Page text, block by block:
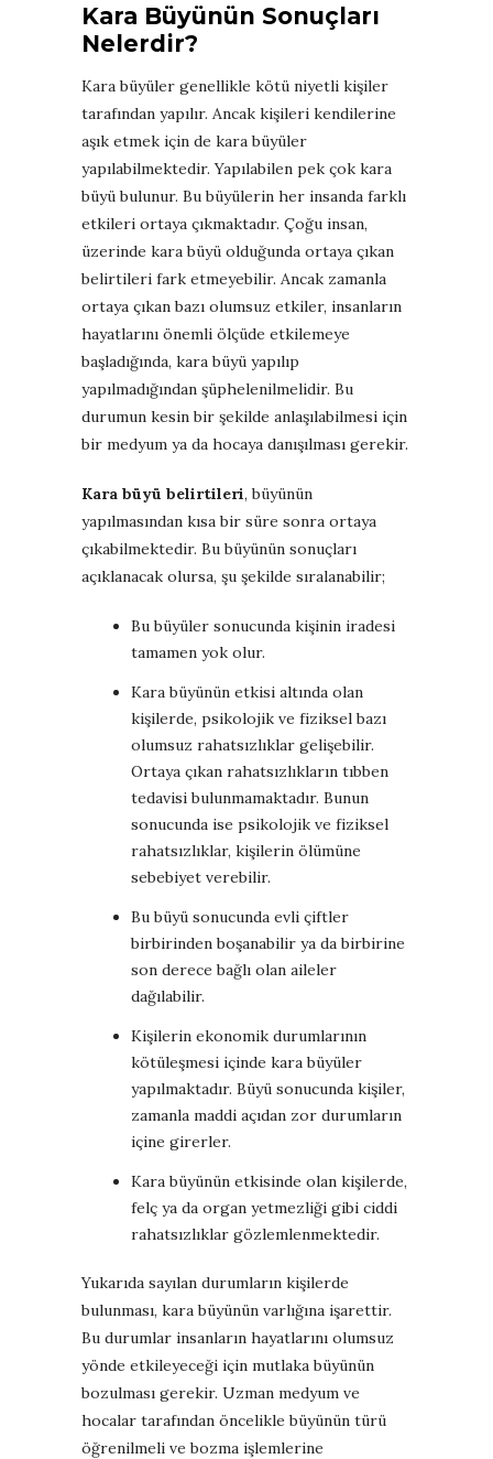
Kara Büyünün Sonuçları
Nelerdir?
Kara büyüler genellikle kötü niyetli kişiler
tarafından yapılır. Ancak kişileri kendilerine
aşık etmek için de kara büyüler
yapılabilmektedir. Yapılabilen pek çok kara
büyü bulunur. Bu büyülerin her insanda farklı
etkileri ortaya çıkmaktadır. Çoğu insan,
üzerinde kara büyü olduğunda ortaya çıkan
belirtileri fark etmeyebilir. Ancak zamanla
ortaya çıkan bazı olumsuz etkiler, insanların
hayatlarını önemli ölçüde etkilemeye
başladığında, kara büyü yapılıp
yapılmadığından şüphelenilmelidir. Bu
durumun kesin bir şekilde anlaşılabilmesi için
bir medyum ya da hocaya danışılması gerekir.
Kara büyü belirtileri, büyünün
yapılmasından kısa bir süre sonra ortaya
çıkabilmektedir. Bu büyünün sonuçları
açıklanacak olursa, şu şekilde sıralanabilir;
Bu büyüler sonucunda kişinin iradesi
tamamen yok olur.
Kara büyünün etkisi altında olan
kişilerde, psikolojik ve fiziksel bazı
olumsuz rahatsızlıklar gelişebilir.
Ortaya çıkan rahatsızlıkların tıbben
tedavisi bulunmamaktadır. Bunun
sonucunda ise psikolojik ve fiziksel
rahatsızlıklar, kişilerin ölümüne
sebebiyet verebilir.
Bu büyü sonucunda evli çiftler
birbirinden boşanabilir ya da birbirine
son derece bağlı olan aileler
dağılabilir.
Kişilerin ekonomik durumlarının
kötüleşmesi içinde kara büyüler
yapılmaktadır. Büyü sonucunda kişiler,
zamanla maddi açıdan zor durumların
içine girerler.
Kara büyünün etkisinde olan kişilerde,
felç ya da organ yetmezliği gibi ciddi
rahatsızlıklar gözlemlenmektedir.
Yukarıda sayılan durumların kişilerde
bulunması, kara büyünün varlığına işarettir.
Bu durumlar insanların hayatlarını olumsuz
yönde etkileyeceği için mutlaka büyünün
bozulması gerekir. Uzman medyum ve
hocalar tarafından öncelikle büyünün türü
öğrenilmeli ve bozma işlemlerine